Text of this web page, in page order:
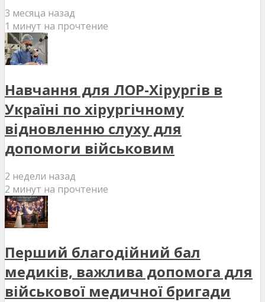
3 месяца назад
1 минут на прочтение
Навчання для ЛОР-Хірургів в
Україні по хірургічному
відновленню слуху для
допомоги військовим
2 недели назад
2 минут на прочтение
Перший благодійний бал
медиків, важлива допомога для
військової медичної бригади